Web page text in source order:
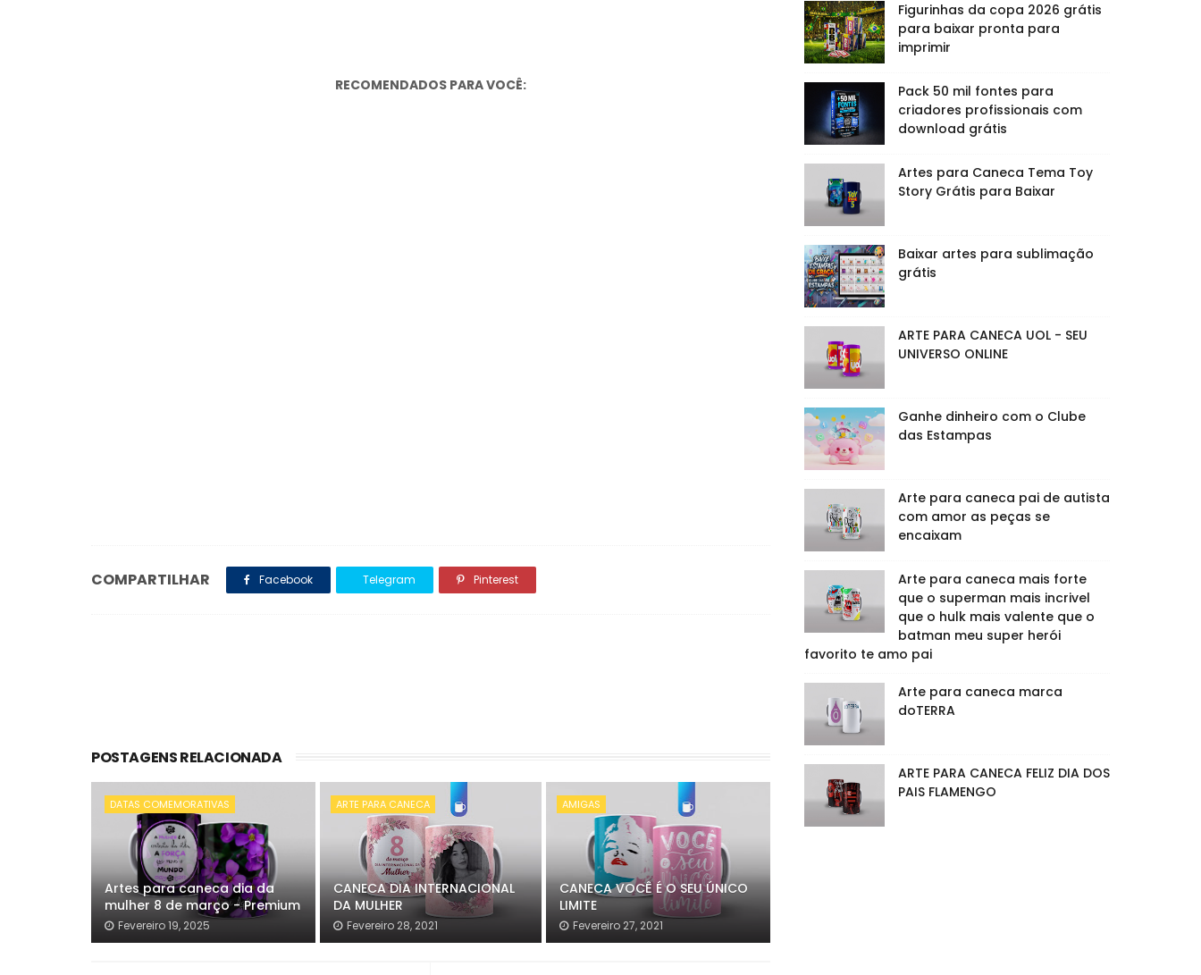
RECOMENDADOS PARA VOCÊ:
COMPARTILHAR Facebook Telegram Pinterest
POSTAGENS RELACIONADA
DATAS COMEMORATIVAS
Artes para caneca dia da
mulher 8 de março - Premium
Fevereiro 19, 2025
ARTE PARA CANECA
CANECA DIA INTERNACIONAL
DA MULHER
Fevereiro 28, 2021
AMIGAS
CANECA VOCÊ É O SEU ÚNICO
LIMITE
Fevereiro 27, 2021
Figurinhas da copa 2026 grátis
para baixar pronta para
imprimir
Pack 50 mil fontes para
criadores profissionais com
download grátis
Artes para Caneca Tema Toy
Story Grátis para Baixar
Baixar artes para sublimação
grátis
ARTE PARA CANECA UOL - SEU
UNIVERSO ONLINE
Ganhe dinheiro com o Clube
das Estampas
Arte para caneca pai de autista
com amor as peças se
encaixam
Arte para caneca mais forte
que o superman mais incrivel
que o hulk mais valente que o
batman meu super herói
favorito te amo pai
Arte para caneca marca
doTERRA
ARTE PARA CANECA FELIZ DIA DOS
PAIS FLAMENGO